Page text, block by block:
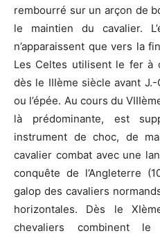
rembourré sur un arçon de
le maintien du cavalier.
n’apparaissent que vers la
Les Celtes utilisent le fer à
dès le IIIème siècle avant
ou l’épée. Au cours du
là prédominante, est
instrument de choc, de
cavalier combat avec une
conquête de l’Angleterre
galop des cavaliers
horizontales. Dès le
chevaliers combinent